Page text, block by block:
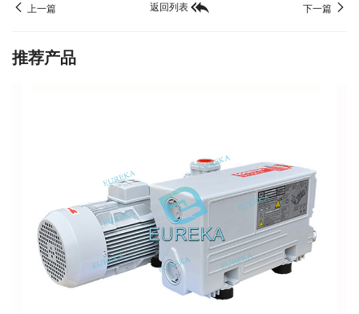
上一篇 返回列表 下一篇
推荐产品